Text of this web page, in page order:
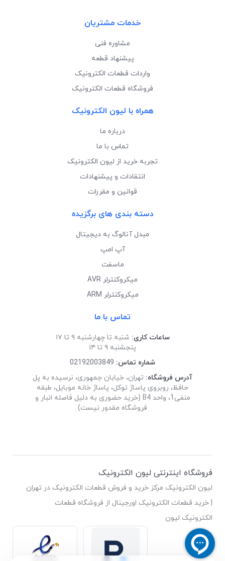
خدمات مشتریان
مشاوره فنی
پیشنهاد قطعه
واردات قطعات الکترونیک
فروشگاه قطعات الکترونیک
همراه با لیون الکترونیک
درباره ما
تماس با ما
تجربه خرید از لیون الکترونیک
انتقادات و پیشنهادات
قوانین و مقررات
دسته بندی های برگزیده
مبدل آنالوگ به دیجیتال
آپ امپ
ماسفت
میکروکنترلر AVR
میکروکنترلر ARM
تماس با ما
ساعات کاری: شنبه تا چهارشنبه ۹ تا ۱۷
پنجشنبه ۹ تا ۱۴
شماره تماس: 02192003849
آدرس فروشگاه: تهران، خیابان جمهوری، نرسیده به پل
حافظ، روبروی پاساژ توکل، پاساژ خانه موبایل، طبقه
منفی1، واحد B4 (خرید حضوری به دلیل فاصله انبار و
فروشگاه مقدور نیست)
فروشگاه اینترنتی لیون الکترونیک
لیون الکترونیک مرکز خرید و فروش قطعات الکترونیک در تهران
| خرید قطعات الکترونیک اورجینال از فروشگاه قطعات
الکترونیک لیون